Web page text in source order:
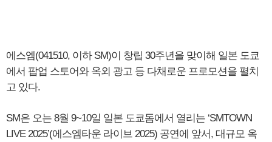
에스엠(041510, 이하 SM)이 창립 30주년을 맞이해 일본 도쿄
에서 팝업 스토어와 옥외 광고 등 다채로운 프로모션을 펼치
고 있다.
SM은 오는 8월 9~10일 일본 도쿄돔에서 열리는 ‘SMTOWN
LIVE 2025’(에스엠타운 라이브 2025) 공연에 앞서, 대규모 옥